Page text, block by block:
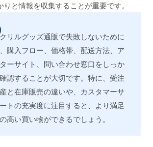
と情報を収集することが重要です。
リルグッズ通販で失敗しないために
購入フロー、価格帯、配送方法、ア
ーサイト、問い合わせ窓口をしっか
認することが大切です。特に、受注
と在庫販売の違いや、カスタマーサ
トの充実度に注目すると、より満足
高い買い物ができるでしょう。